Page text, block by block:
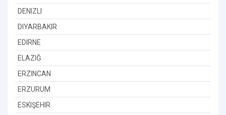
DENIZLI
DIYARBAKIR
EDIRNE
ELAZIĞ
ERZINCAN
ERZURUM
ESKIŞEHIR